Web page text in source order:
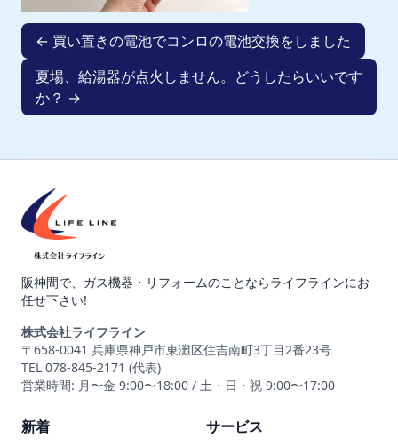
← 買い置きの電池でコンロの電池交換をしました
夏場、給湯器が点火しません。どうしたらいいです
か？ →
阪神間で、ガス機器・リフォームのことならライフラインにお
任せ下さい!
株式会社ライフライン
〒658-0041 兵庫県神戸市東灘区住吉南町3丁目2番23号
TEL 078-845-2171 (代表)
営業時間: 月〜金 9:00〜18:00 / 土・日・祝 9:00〜17:00
新着
サービス